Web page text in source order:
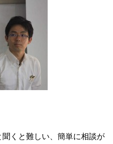
聞くと難しい、簡単に相談が